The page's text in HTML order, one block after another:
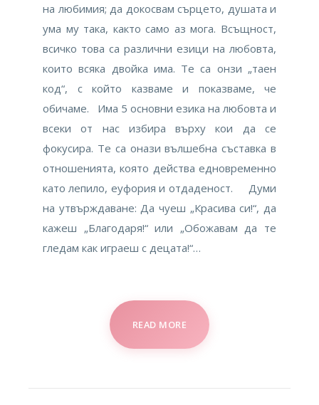
на любимия; да докосвам сърцето, душата и
ума му така, както само аз мога. Всъщност,
всичко това са различни езици на любовта,
които всяка двойка има. Те са онзи „таен
код“, с който казваме и показваме, че
обичаме. Има 5 основни езика на любовта и
всеки от нас избира върху кои да се
фокусира. Те са онази вълшебна съставка в
отношенията, която действа едновременно
като лепило, еуфория и отдаденост. Думи
на утвърждаване: Да чуеш „Красива си!“, да
кажеш „Благодаря!“ или „Обожавам да те
гледам как играеш с децата!“…
READ MORE